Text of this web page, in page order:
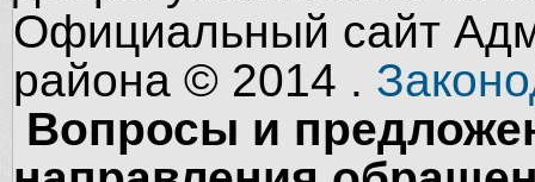
Официальный сайт
района © 2014 .
Вопросы и